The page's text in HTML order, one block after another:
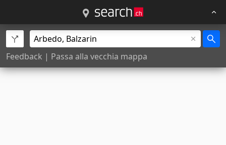
Feedback | Passa alla vecchia mappa